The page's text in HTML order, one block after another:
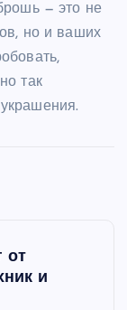
— это не
но и ваших
так
от
и